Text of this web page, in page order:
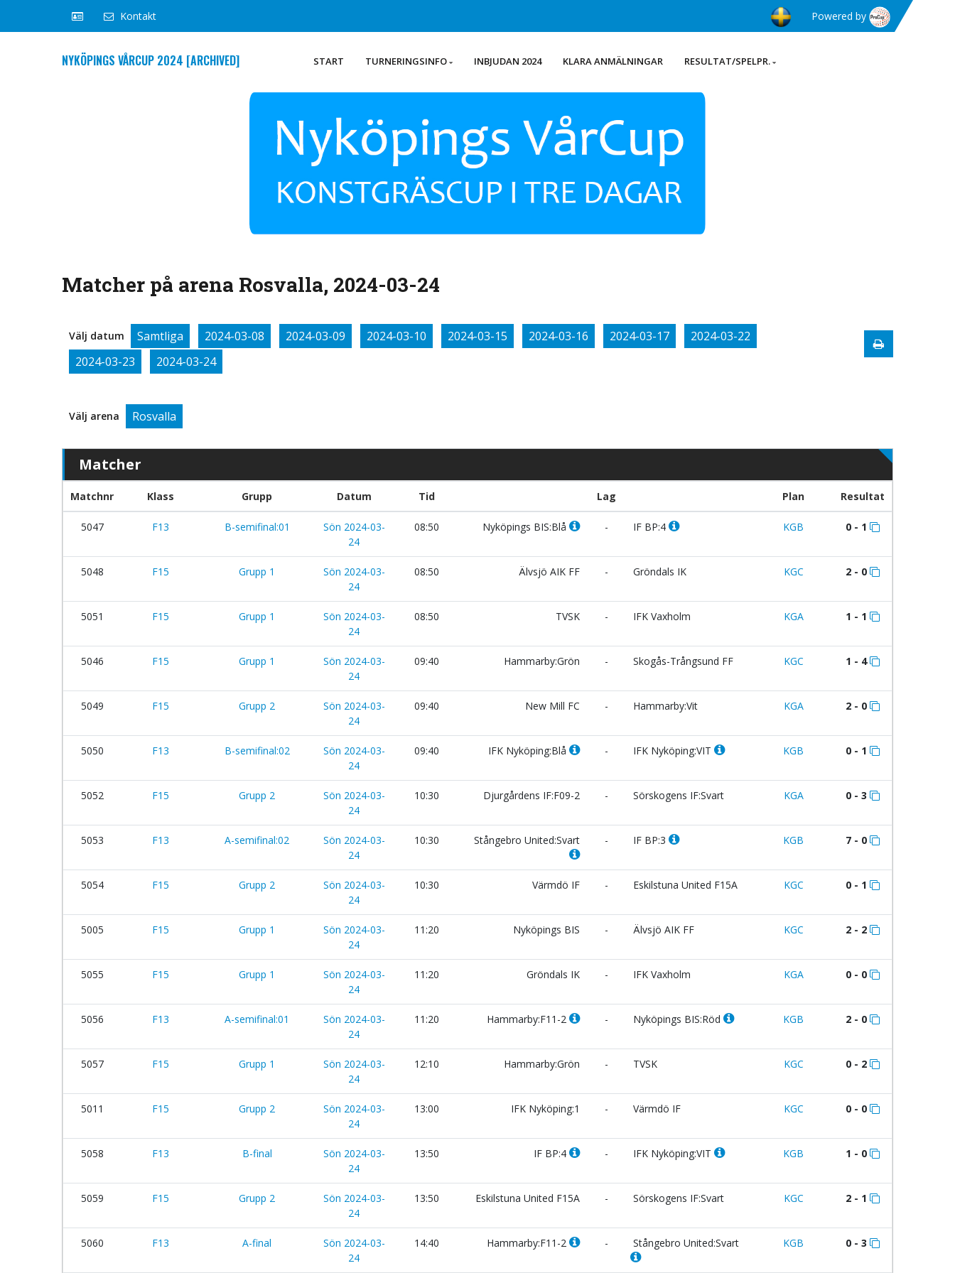
Kontakt Powered by
NYKÖPINGS VÅRCUP 2024 [ARCHIVED] START TURNERINGSINFO INBJUDAN 2024 KLARA ANMÄLNINGAR RESULTAT/SPELPR.
Matcher på arena Rosvalla, 2024-03-24
Välj datum Samtliga 2024-03-08 2024-03-09 2024-03-10 2024-03-15 2024-03-16 2024-03-17
2024-03-22
2024-03-23
2024-03-24
Välj arena Rosvalla
Matcher
Matchnr Klass Grupp Datum Tid Lag Plan Resultat
5047 F13 B-semifinal:01
Sön 2024-03-
24
08:50 Nyköpings BIS:Blå - IF BP:4 KGB 0 - 1
5048 F15 Grupp 1
Sön 2024-03-
24
08:50 Älvsjö AIK FF - Gröndals IK KGC 2 - 0
5051 F15 Grupp 1
Sön 2024-03-
24
08:50 TVSK - IFK Vaxholm KGA 1 - 1
5046 F15 Grupp 1
Sön 2024-03-
24
09:40 Hammarby:Grön - Skogås-Trångsund FF KGC 1 - 4
5049 F15 Grupp 2
Sön 2024-03-
24
09:40 New Mill FC - Hammarby:Vit KGA 2 - 0
5050 F13 B-semifinal:02
Sön 2024-03-
24
09:40 IFK Nyköping:Blå - IFK Nyköping:VIT KGB 0 - 1
5052 F15 Grupp 2
Sön 2024-03-
24
10:30 Djurgårdens IF:F09-2 - Sörskogens IF:Svart KGA 0 - 3
5053 F13 A-semifinal:02
Sön 2024-03-
24
10:30 Stångebro United:Svart - IF BP:3 KGB 7 - 0
5054 F15 Grupp 2
Sön 2024-03-
24
10:30 Värmdö IF - Eskilstuna United F15A KGC 0 - 1
5005 F15 Grupp 1
Sön 2024-03-
24
11:20 Nyköpings BIS - Älvsjö AIK FF KGC 2 - 2
5055 F15 Grupp 1
Sön 2024-03-
24
11:20 Gröndals IK - IFK Vaxholm KGA 0 - 0
5056 F13 A-semifinal:01
Sön 2024-03-
24
11:20 Hammarby:F11-2 - Nyköpings BIS:Röd KGB 2 - 0
5057 F15 Grupp 1
Sön 2024-03-
24
12:10 Hammarby:Grön - TVSK KGC 0 - 2
5011 F15 Grupp 2
Sön 2024-03-
24
13:00 IFK Nyköping:1 - Värmdö IF KGC 0 - 0
5058 F13 B-final
Sön 2024-03-
24
13:50 IF BP:4 - IFK Nyköping:VIT KGB 1 - 0
5059 F15 Grupp 2
Sön 2024-03-
24
13:50 Eskilstuna United F15A - Sörskogens IF:Svart KGC 2 - 1
5060 F13 A-final
Sön 2024-03-
24
14:40 Hammarby:F11-2 - Stångebro United:Svart KGB 0 - 3